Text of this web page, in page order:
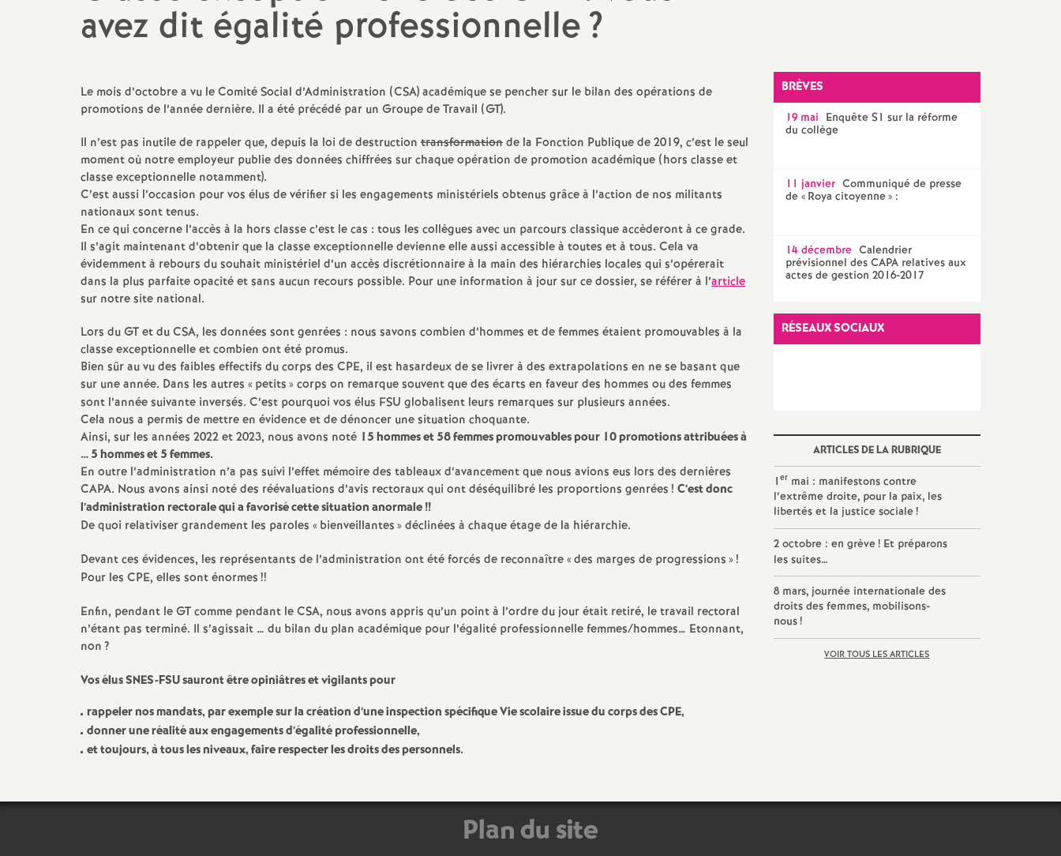
N
a
t
i
o
n
a
l
d
e
s
E
n
s
e
i
n
e
Documentalistes
PsyEN
avez dit égalité professionnelle?
Le mois d’octobre a vu le Comité Social d’Administration (CSA) académique se pencher sur le bilan des opérations de
promotions de l’année dernière. Il a été précédé par un Groupe de Travail (GT).
Il n’est pas inutile de rappeler que, depuis la loi de destruction transformationde la Fonction Publique de 2019, c’est le seul
moment où notre employeur publie des données chiffrées sur chaque opération de promotion académique (hors classe et
classe exceptionnelle notamment).
C’est aussi l’occasion pour vos élus de vérifier si les engagements ministériels obtenus grâce à l’action de nos militants
nationaux sont tenus.
En ce qui concerne l’accès à la hors classe c’est le cas : tous les collègues avec un parcours classique accèderont à ce grade.
Il s’agit maintenant d’obtenir que la classe exceptionnelle devienne elle aussi accessible à toutes et à tous. Cela va
évidemment à rebours du souhait ministériel d’un accès discrétionnaire à la main des hiérarchies locales qui s’opérerait
dans la plus parfaite opacité et sans aucun recours possible. Pour une information à jour sur ce dossier, se référer à l’article
sur notre site national.
Lors du GT et du CSA, les données sont genrées : nous savons combien d’hommes et de femmes étaient promouvables à la
classe exceptionnelle et combien ont été promus.
Bien sûr au vu des faibles effectifs du corps des CPE, il est hasardeux de se livrer à des extrapolations en ne se basant que
sur une année. Dans les autres «petits» corps on remarque souvent que des écarts en faveur des hommes ou des femmes
sont l’année suivante inversés. C’est pourquoi vos élus FSU globalisent leurs remarques sur plusieurs années.
Cela nous a permis de mettre en évidence et de dénoncer une situation choquante.
Ainsi, sur les années 2022 et 2023, nous avons noté 15 hommes et 58 femmes promouvables pour 10 promotions attribuées à
… 5 hommes et 5 femmes.
En outre l’administration n’a pas suivi l’effet mémoire des tableaux d’avancement que nous avions eus lors des dernières
CAPA. Nous avons ainsi noté des réévaluations d’avis rectoraux qui ont déséquilibré les proportions genrées ! C’est donc
l’administration rectorale qui a favorisé cette situation anormale!!
De quoi relativiser grandement les paroles «bienveillantes» déclinées à chaque étage de la hiérarchie.
Devant ces évidences, les représentants de l’administration ont été forcés de reconnaître «des marges de progressions»!
Pour les CPE, elles sont énormes !!
Enfin, pendant le GT comme pendant le CSA, nous avons appris qu’un point à l’ordre du jour était retiré, le travail rectoral
n’étant pas terminé. Il s’agissait … du bilan du plan académique pour l’égalité professionnelle femmes/hommes… Etonnant,
non?
Vos élus SNES-FSU sauront être opiniâtres et vigilants pour
rappeler nos mandats, par exemple sur la création d’une inspection spécifique Vie scolaire issue du corps des CPE,
donner une réalité aux engagements d’égalité professionnelle,
et toujours, à tous les niveaux, faire respecter les droits des personnels.
BRÈVES
19 mai Enquête S1 sur la réforme
du collège
11 janvier Communiqué de presse
de « Roya citoyenne» :
14 décembre Calendrier
prévisionnel des CAPA relatives aux
actes de gestion 2016-2017
RÉSEAUX SOCIAUX
ARTICLES DE LA RUBRIQUE
1ermai : manifestons contre
l’extrême droite, pour la paix, les
libertés et la justice sociale!
2 octobre : en grève! Et préparons
les suites…
8 mars, journée internationale des
droits des femmes, mobilisons-
nous!
VOIR TOUS LES ARTICLES
Plan du site